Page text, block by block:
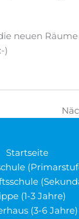
neuen
)
Startseite
(1-3 Jahre)
(3-6 Jahre)